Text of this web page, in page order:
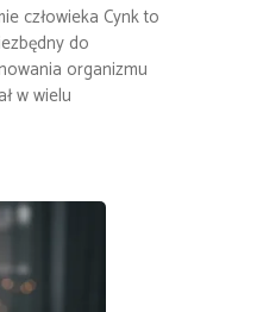
człowieka Cynk to
do
organizmu
w wielu